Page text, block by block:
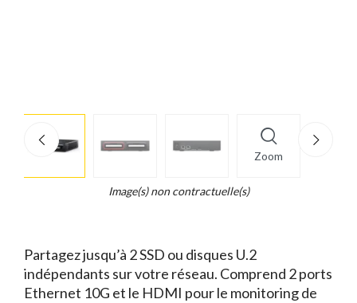
Zoom
info
Image(s) non contractuelle(s)
Partagez jusqu’à 2 SSD ou disques U.2
indépendants sur votre réseau. Comprend 2 ports
Ethernet 10G et le HDMI pour le monitoring de